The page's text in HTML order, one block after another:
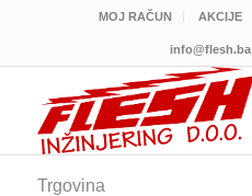
MOJ RAČUN AKCIJE
info@flesh.ba
Trgovina